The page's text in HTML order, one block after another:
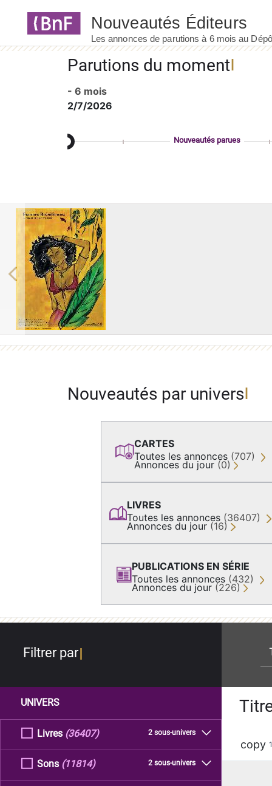
Parutions du moment
- 6 mois
2/7/2026
Nouveautés parues
Previous
Nouveautés par univers
CARTES
Toutes les annonces (707)
Annonces du jour (0)
LIVRES
Toutes les annonces (36407)
Annonces du jour (16)
PUBLICATIONS EN SÉRIE
Toutes les annonces (432)
Annonces du jour (226)
Filtrer par
UNIVERS
Livres 2 sous-univers
(36407)
Sons 2 sous-univers
(11814)
copy